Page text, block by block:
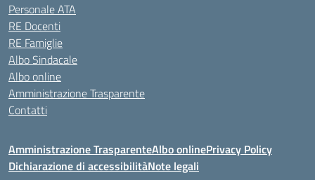
Personale ATA
RE Docenti
RE Famiglie
Albo Sindacale
Albo online
Amministrazione Trasparente
Contatti
Amministrazione TrasparenteAlbo onlinePrivacy Policy
Dichiarazione di accessibilitàNote legali